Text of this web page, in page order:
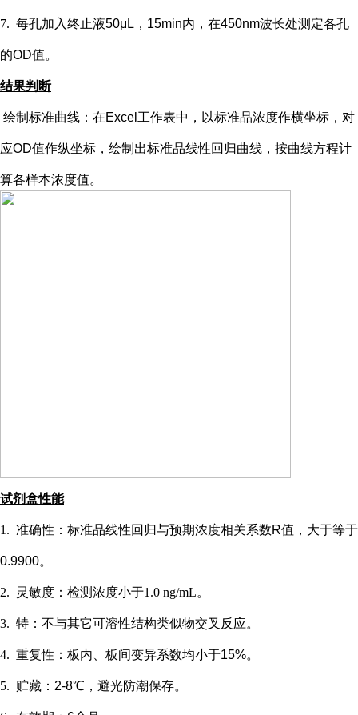
7. 每孔加入终止液50μL，15min内，在450nm波长处测定各孔
的OD值。
结果判断
绘制标准曲线：在Excel工作表中，以标准品浓度作横坐标，对
应OD值作纵坐标，绘制出标准品线性回归曲线，按曲线方程计
算各样本浓度值。
试剂盒性能
1. 准确性：标准品线性回归与预期浓度相关系数R值，大于等于
0.9900。
2. 灵敏度：检测浓度小于1.0 ng/mL。
3. 特：不与其它可溶性结构类似物交叉反应。
4. 重复性：板内、板间变异系数均小于15%。
5. 贮藏： 2-8℃，避光防潮保存。